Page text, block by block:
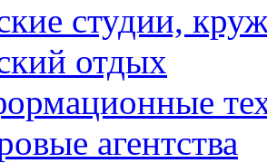
студии,
отдых
агентства